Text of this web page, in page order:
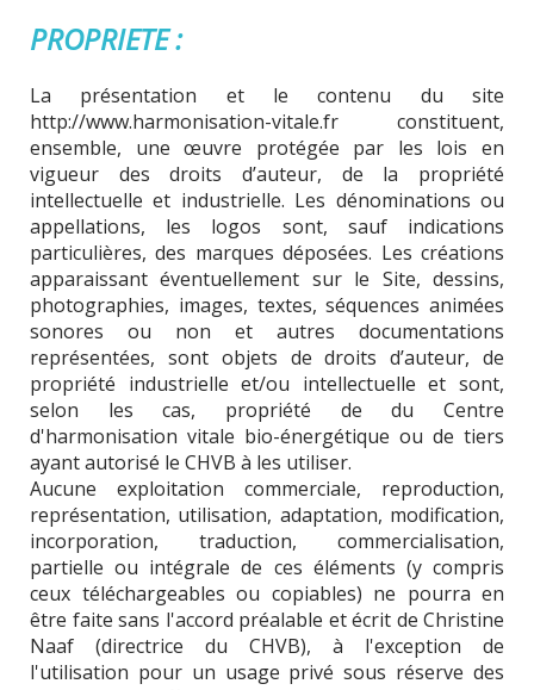
PROPRIETE :
La présentation et le contenu du site
http://www.harmonisation-vitale.fr constituent,
ensemble, une œuvre protégée par les lois en
vigueur des droits d’auteur, de la propriété
intellectuelle et industrielle. Les dénominations ou
appellations, les logos sont, sauf indications
particulières, des marques déposées. Les créations
apparaissant éventuellement sur le Site, dessins,
photographies, images, textes, séquences animées
sonores ou non et autres documentations
représentées, sont objets de droits d’auteur, de
propriété industrielle et/ou intellectuelle et sont,
selon les cas, propriété de du Centre
d'harmonisation vitale bio-énergétique ou de tiers
ayant autorisé le CHVB à les utiliser.
Aucune exploitation commerciale, reproduction,
représentation, utilisation, adaptation, modification,
incorporation, traduction, commercialisation,
partielle ou intégrale de ces éléments (y compris
ceux téléchargeables ou copiables) ne pourra en
être faite sans l'accord préalable et écrit de Christine
Naaf (directrice du CHVB), à l'exception de
l'utilisation pour un usage privé sous réserve des